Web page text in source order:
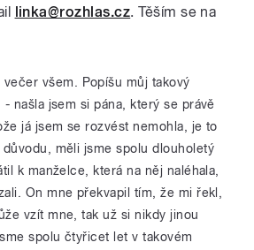
linka@rozhlas.cz. Těším se na
večer všem. Popíšu můj takový
- našla jsem si pána, který se právě
já jsem se rozvést nemohla, je to
měli jsme spolu dlouholetý
k manželce, která na něj naléhala,
On mne překvapil tím, že mi řekl,
vzít mne, tak už si nikdy jinou
spolu čtyřicet let v takovém